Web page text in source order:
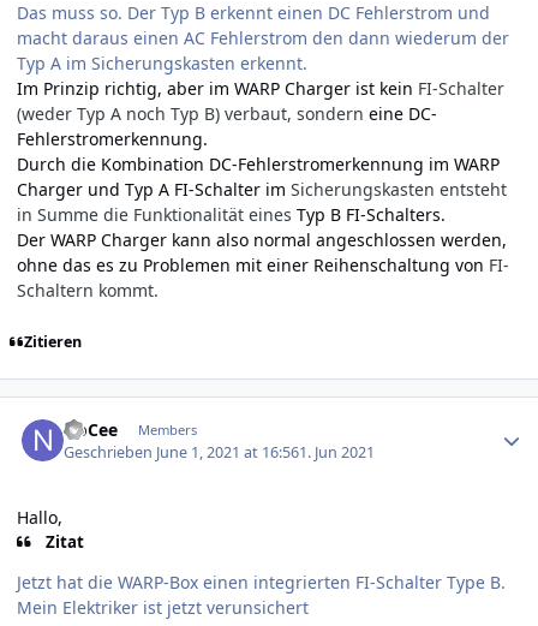
Das muss so. Der Typ B erkennt einen DC Fehlerstrom und
macht daraus einen AC Fehlerstrom den dann wiederum der
Typ A im Sicherungskasten erkennt.
Im Prinzip richtig, aber im WARP Charger ist kein FI-Schalter
(weder Typ A noch Typ B) verbaut, sondern eine DC-
Fehlerstromerkennung.
Durch die Kombination DC-Fehlerstromerkennung im WARP
Charger und Typ A FI-Schalter im Sicherungskasten entsteht
in Summe die Funktionalität eines Typ B FI-Schalters.
Der WARP Charger kann also normal angeschlossen werden,
ohne das es zu Problemen mit einer Reihenschaltung von FI-
Schaltern kommt.
Zitieren
NoCee Members
Geschrieben June 1, 2021 at 16:561. Jun 2021
Hallo,
Zitat
Jetzt hat die WARP-Box einen integrierten FI-Schalter Type B.
Mein Elektriker ist jetzt verunsichert